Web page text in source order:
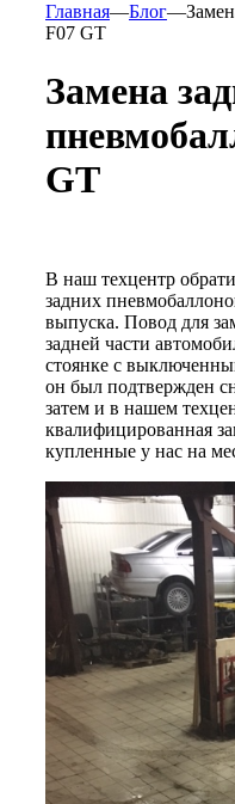
Главная—Блог—
F07 GT
Замена
GT
В наш техцентр
задних
выпуска. Повод для
задней части
стоянке с
он был подтвержден
затем и в нашем
квалифицированная
купленные у нас на